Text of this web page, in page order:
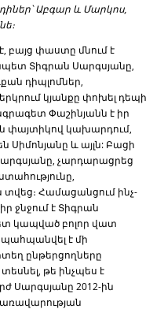
Աբգար և Մարկոս,
բայց փաստը մնում է
Տիգրան Սարգսյանը,
դիպլոմներ,
կյանքը փոխել դեպի
Փաշինյանն է իր
կախարդում,
Սիմոնյանը և այլն: Բացի
չարդարացրեց
Համացանցում ինչ-
ջնջում է Տիգրան
կապված բոլոր վատ
պահպանվել է մի
ընթերցողները
թե ինչպես է
Սարգսյանը 2012-ին